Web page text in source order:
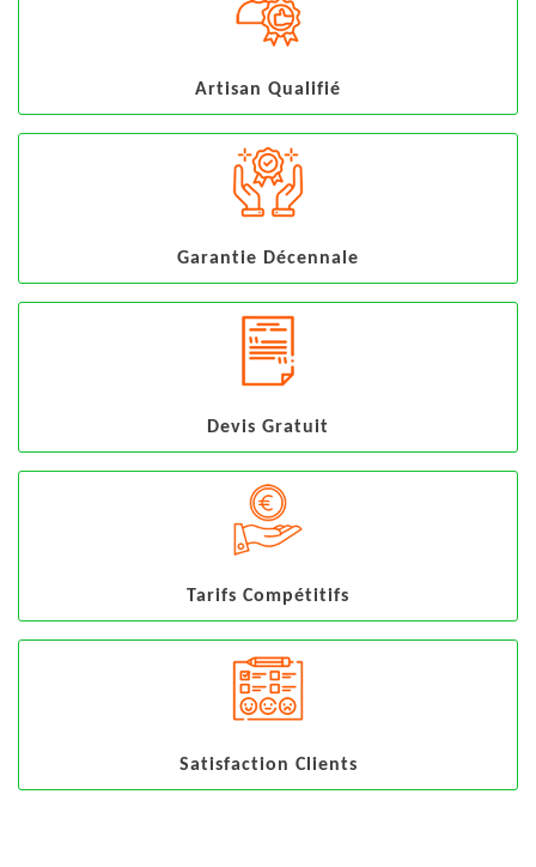
Artisan Qualifié
Garantie Décennale
Devis Gratuit
Tarifs Compétitifs
Satisfaction Clients